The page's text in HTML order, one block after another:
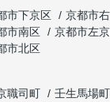
市下京区 京都市
市南区 京都市左
市北区
職司町 壬生馬場町